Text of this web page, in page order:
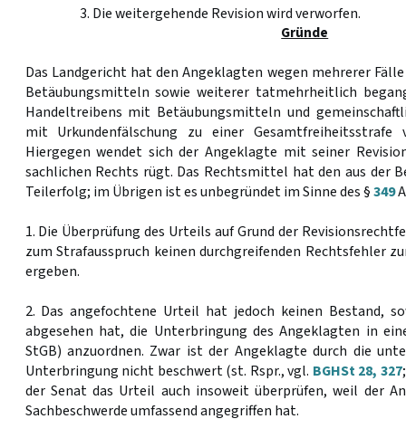
3. Die weitergehende Revision wird verworfen.
Gründe
Das Landgericht hat den Angeklagten wegen mehrerer
Betäubungsmitteln sowie weiterer tatmehrheitlich
Handeltreibens mit Betäubungsmitteln und
mit Urkundenfälschung zu einer
Hiergegen wendet sich der Angeklagte mit seiner
sachlichen Rechts rügt. Das Rechtsmittel hat den aus der
Teilerfolg; im Übrigen ist es unbegründet im Sinne des §349
1. Die Überprüfung des Urteils auf Grund der
zum Strafausspruch keinen durchgreifenden Rechtsfehler
ergeben.
2. Das angefochtene Urteil hat jedoch keinen Bestand,
abgesehen hat, die Unterbringung des Angeklagten in
StGB) anzuordnen. Zwar ist der Angeklagte durch die
Unterbringung nicht beschwert (st. Rspr., vgl. BGHSt 28, 327
der Senat das Urteil auch insoweit überprüfen, weil der
Sachbeschwerde umfassend angegriffen hat.